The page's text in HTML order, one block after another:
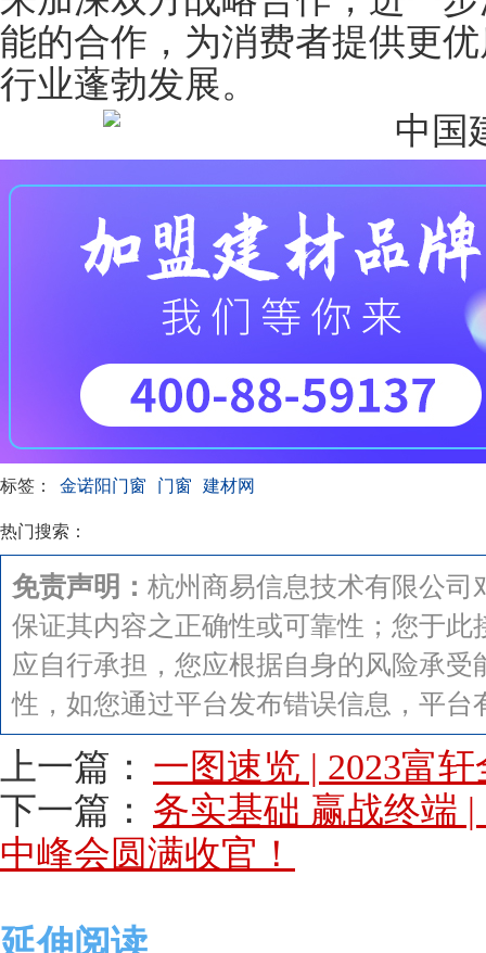
能的合作，为消费者提供更
行业蓬勃发展。
标签： 金诺阳门窗 门窗 建材网
热门搜索：
免责声明： 杭州商易信息技术有限公
保证其内容之正确性或可靠性；您于
应自行承担，您应根据自身的风险承
性，如您通过平台发布错误信息，平台
上一篇： 一图速览 | 2023富
下一篇： 务实基础 赢战终端
中峰会圆满收官！
延伸阅读